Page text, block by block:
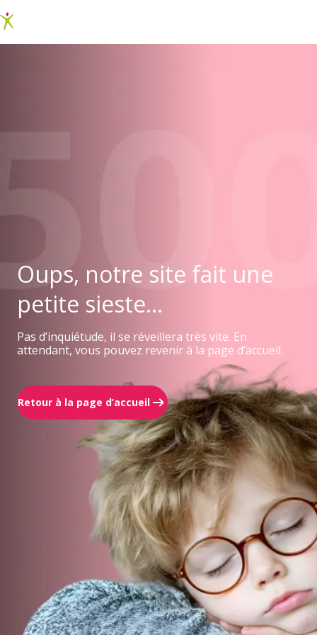
Oups, notre site fait une
petite sieste...
Pas d’inquiétude, il se réveillera très vite. En
attendant, vous pouvez revenir à la page d’accueil.
Retour à la page d’accueil